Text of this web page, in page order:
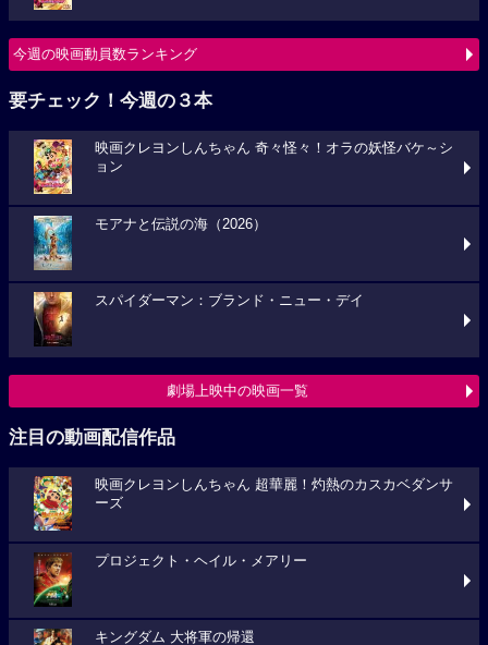
今週の映画動員数ランキング
要チェック！今週の３本
映画クレヨンしんちゃん 奇々怪々！オラの妖怪バケ～シ
ョン
モアナと伝説の海（2026）
スパイダーマン：ブランド・ニュー・デイ
劇場上映中の映画一覧
注目の動画配信作品
映画クレヨンしんちゃん 超華麗！灼熱のカスカベダンサ
ーズ
プロジェクト・ヘイル・メアリー
キングダム 大将軍の帰還